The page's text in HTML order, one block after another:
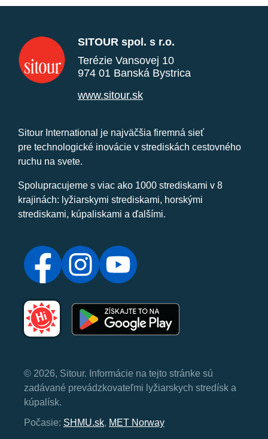
SITOUR spol. s r.o.
Terézie Vansovej 10
974 01 Banská Bystrica
www.sitour.sk
Sitour International je najväčšia firemná sieť
pre technologické inovácie v strediskách cestovného
ruchu na svete.
Spolupracujeme s viac ako 1000 strediskami v 8
krajinách: lyžiarskymi strediskami, horskými
strediskami, kúpaliskami a ďalšími.
© 2026, Sitour. Informácie na tejto stránke sú
zadávané prevádzkovateľmi lyžiarskych stredísk a
kúpalísk.
Počasie: SHMU.sk, MET Norway